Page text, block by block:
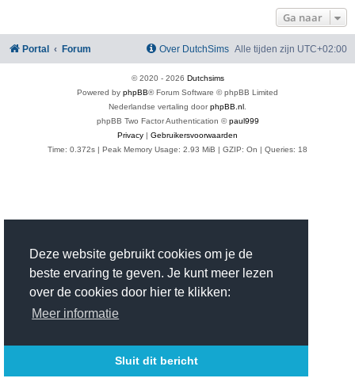
Deze website gebruikt cookies om je de
beste ervaring te geven. Je kunt meer lezen
over de cookies door hier te klikken:
Meer informatie
Sluit dit bericht
Ga naar
Portal Forum Alle tijden zijn UTC+02:00
Over DutchSims
© 2020 - 2026 Dutchsims
Powered by phpBB® Forum Software © phpBB Limited
Nederlandse vertaling doorphpBB.nl
phpBB Two Factor Authentication ©paul999
Privacy | Gebruikersvoorwaarden
Time: 0.372s | Peak Memory Usage: 2.93 MiB | GZIP: On | Queries: 18